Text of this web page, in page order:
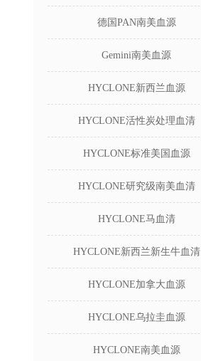
德国PAN南美血源
Gemini南美血源
HYCLONE新西兰血源
HYCLONE活性炭处理血清
HYCLONE标准美国血源
HYCLONE研究级南美血清
HYCLONE马血清
HYCLONE新西兰新生牛血清
HYCLONE加拿大血源
HYCLONE乌拉圭血源
HYCLONE南美血源